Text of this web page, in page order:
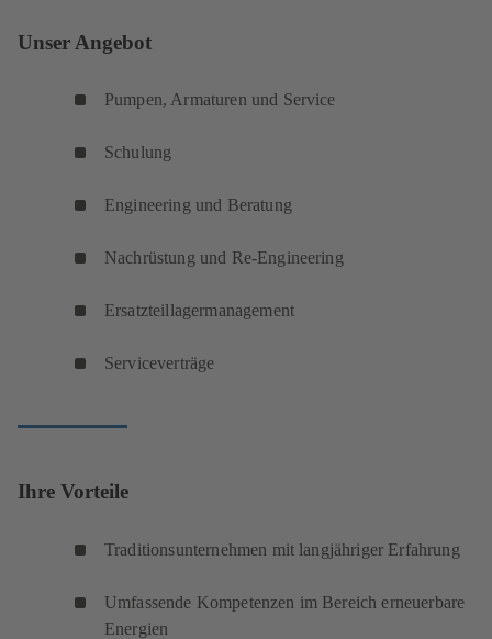
Unser Angebot
Pumpen, Armaturen und Service
Schulung
Engineering und Beratung
Nachrüstung und Re-Engineering
Ersatzteillagermanagement
Serviceverträge
Ihre Vorteile
Traditionsunternehmen mit langjähriger Erfahrung
Umfassende Kompetenzen im Bereich erneuerbare
Energien